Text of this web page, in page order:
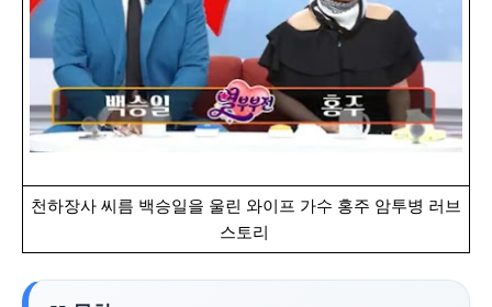
천하장사 씨름 백승일을 울린 와이프 가수 홍주 암투병 러브
스토리